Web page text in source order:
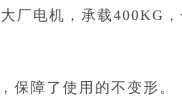
厂电机，承载400KG
保障了使用的不变形。